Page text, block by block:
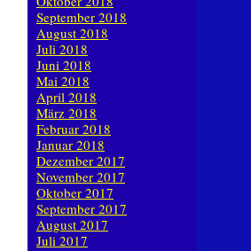
September 2018
August 2018
Juli 2018
Juni 2018
Mai 2018
April 2018
März 2018
Februar 2018
Januar 2018
Dezember 2017
November 2017
Oktober 2017
September 2017
August 2017
Juli 2017